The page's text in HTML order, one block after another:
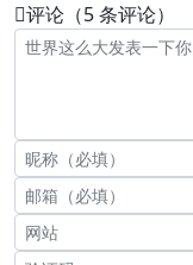
评论（5 条评论）